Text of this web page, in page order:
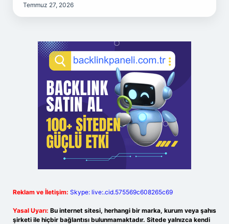
Temmuz 27, 2026
Reklam ve İletişim: Skype: live:.cid.575569c608265c69
Yasal Uyarı: Bu internet sitesi, herhangi bir marka, kurum veya şahıs
şirketi ile hiçbir bağlantısı bulunmamaktadır. Sitede yalnızca kendi